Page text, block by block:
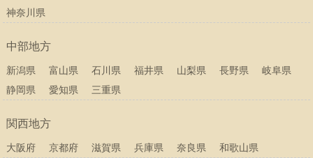
神奈川県
中部地方
新潟県 富山県 石川県 福井県 山梨県 長野県
岐阜県
静岡県
愛知県 三重県
関西地方
大阪府 京都府 滋賀県 兵庫県 奈良県 和歌山県